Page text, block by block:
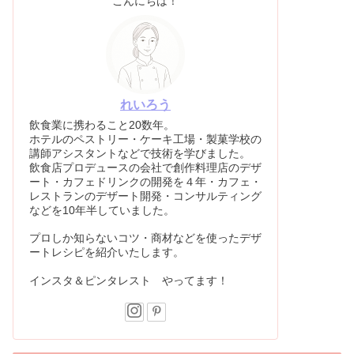
れいろう
飲食業に携わること20数年。
ホテルのペストリー・ケーキ工場・製菓学校の
講師アシスタントなどで技術を学びました。
飲食店プロデュースの会社で創作料理店のデザ
ート・カフェドリンクの開発を４年・カフェ・
レストランのデザート開発・コンサルティング
などを10年半していました。
プロしか知らないコツ・商材などを使ったデザ
ートレシピを紹介いたします。
インスタ＆ピンタレスト やってます！